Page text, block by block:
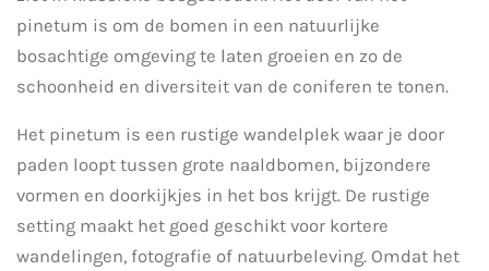
pinetum is om de bomen in een natuurlijke
bosachtige omgeving te laten groeien en zo de
schoonheid en diversiteit van de coniferen te tonen.
Het pinetum is een rustige wandelplek waar je door
paden loopt tussen grote naaldbomen, bijzondere
vormen en doorkijkjes in het bos krijgt. De rustige
setting maakt het goed geschikt voor kortere
wandelingen, fotografie of natuurbeleving. Omdat het